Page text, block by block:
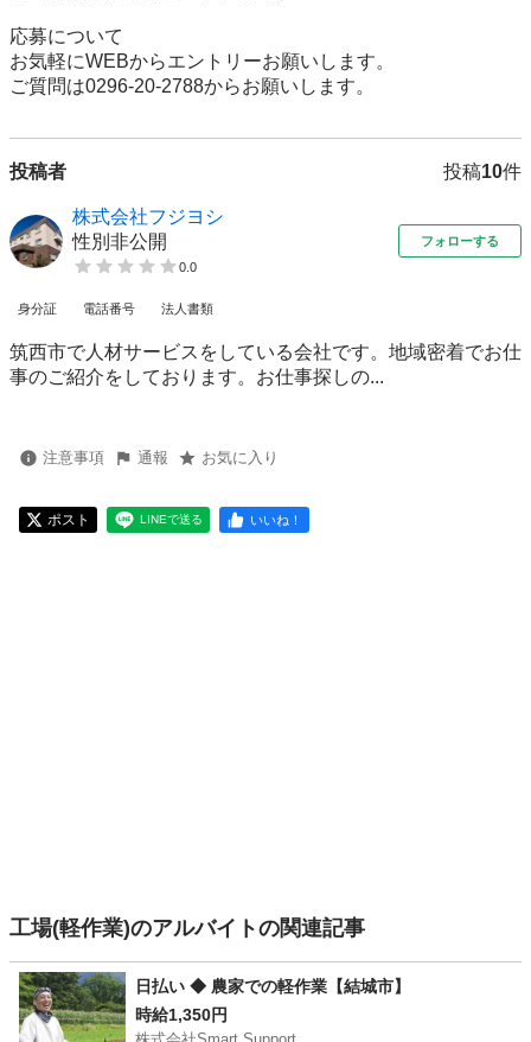
応募について
お気軽にWEBからエントリーお願いします。
ご質問は0296-20-2788からお願いします。
投稿者 投稿10件
株式会社フジヨシ
性別非公開
0.0
フォローする
身分証 電話番号 法人書類
筑西市で人材サービスをしている会社です。地域密着でお仕
事のご紹介をしております。お仕事探しの...
注意事項 通報 お気に入り
ポスト LINEで送る いいね！
工場(軽作業)のアルバイトの関連記事
日払い ◆ 農家での軽作業【結城市】
時給1,350円